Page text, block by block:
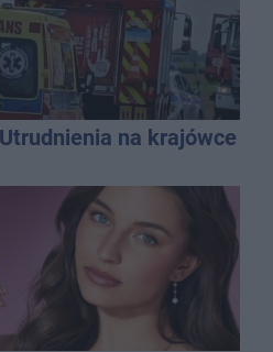
na krajówce